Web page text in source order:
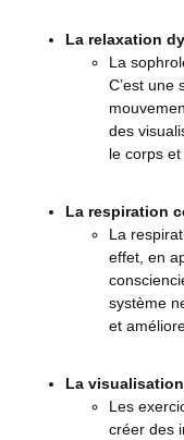
La relaxation
La
C’est une
des
le corps et
La respiration
La
effet, en
système
et
La
Les
créer des